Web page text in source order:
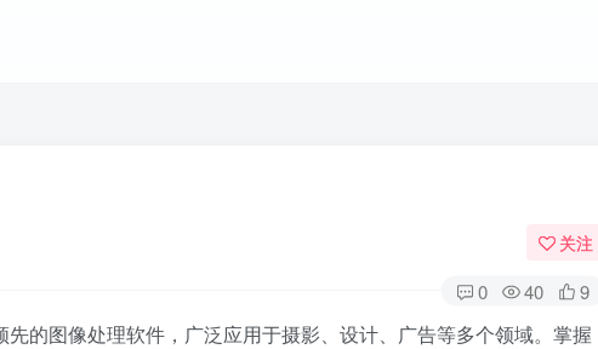
关注
0 40 9
的图像处理软件，广泛应用于摄影、设计、广告等多个领域。掌握